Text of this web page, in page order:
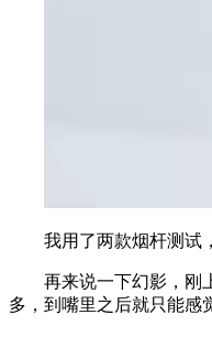
我用了两款烟杆测试
再来说一下幻影，刚
多，到嘴里之后就只能感